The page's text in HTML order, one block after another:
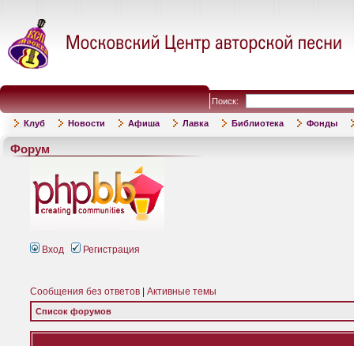
Поиск:
Клуб Новости Афиша Лавка Библиотека Фонды
Форум
Вход Регистрация
Сообщения без ответов Активные темы
Список форумов